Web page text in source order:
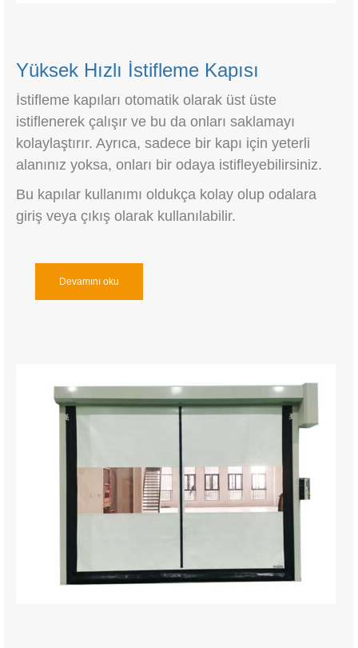
Yüksek Hızlı İstifleme Kapısı
İstifleme kapıları otomatik olarak üst üste
istiflenerek çalışır ve bu da onları saklamayı
kolaylaştırır. Ayrıca, sadece bir kapı için yeterli
alanınız yoksa, onları bir odaya istifleyebilirsiniz.
Bu kapılar kullanımı oldukça kolay olup odalara
giriş veya çıkış olarak kullanılabilir.
Devamını oku